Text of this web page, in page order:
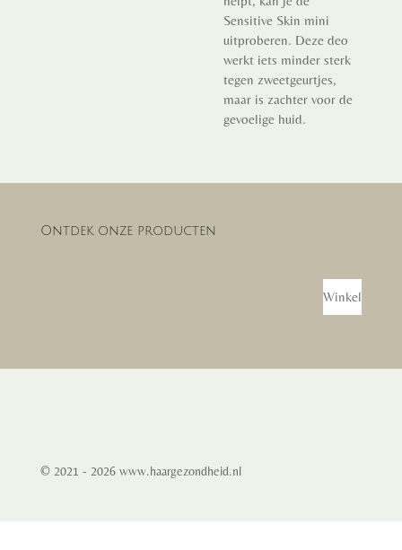
Sensitive Skin mini
uitproberen. Deze deo
werkt iets minder sterk
tegen zweetgeurtjes,
maar is zachter voor de
gevoelige huid.
Ontdek onze producten
Winkel
© 2021 - 2026 www.haargezondheid.nl